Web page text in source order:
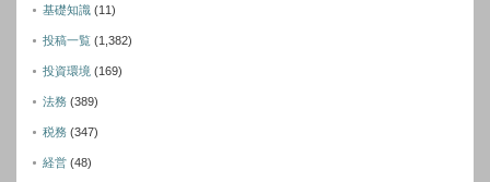
基礎知識 (11)
投稿一覧 (1,382)
投資環境 (169)
法務 (389)
税務 (347)
経営 (48)